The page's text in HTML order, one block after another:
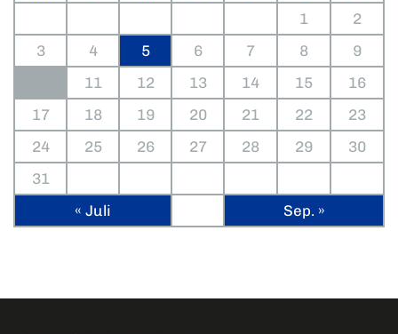
1
2
3
4 5 6 7 8
9
11 12 13 14 15
16
17
18 19 20 21 22
23
24
25 26 27 28 29
30
31
« Juli
Sep. »